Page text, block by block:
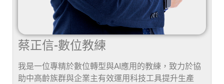
蔡正信-數位教練
我是一位專精於數位轉型與AI應用的教練，致力於協
助中高齡族群與企業主有效運用科技工具提升生產